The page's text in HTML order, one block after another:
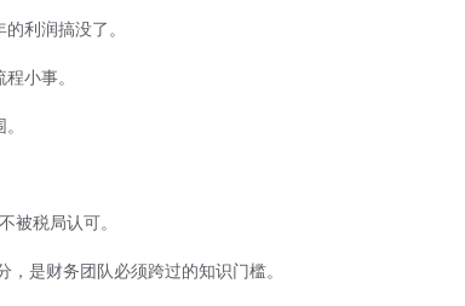
利润搞没了。
小事。
被税局认可。
是财务团队必须跨过的知识门槛。